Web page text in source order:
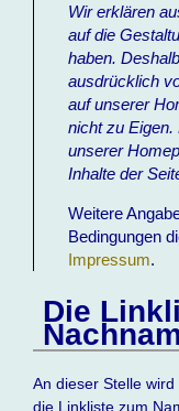
Wir erklären
auf die
haben.
ausdrücklich
auf unserer
nicht zu Eigen.
unserer
Inhalte der
Weitere
Bedingungen
Impressum.
Die
An dieser Stelle
die Linkliste zum